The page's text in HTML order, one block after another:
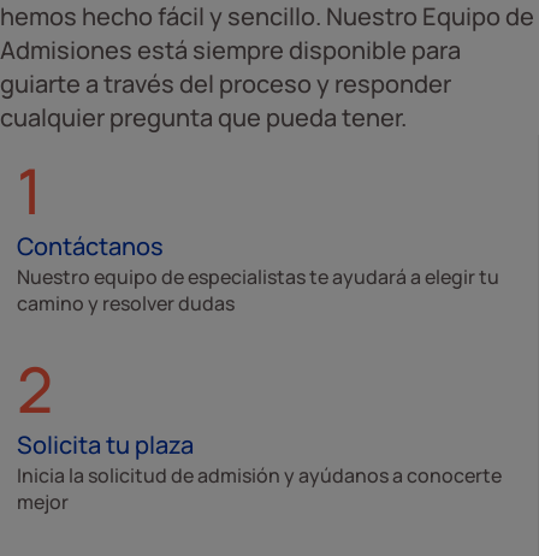
hemos hecho fácil y sencillo. Nuestro Equipo de
Admisiones está siempre disponible para
guiarte a través del proceso y responder
cualquier pregunta que pueda tener.
1
Contáctanos
Nuestro equipo de especialistas te ayudará a elegir tu
camino y resolver dudas
2
Solicita tu plaza
Inicia la solicitud de admisión y ayúdanos a conocerte
mejor